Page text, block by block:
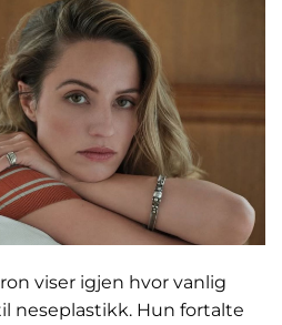
viser igjen hvor vanlig
neseplastikk. Hun fortalte